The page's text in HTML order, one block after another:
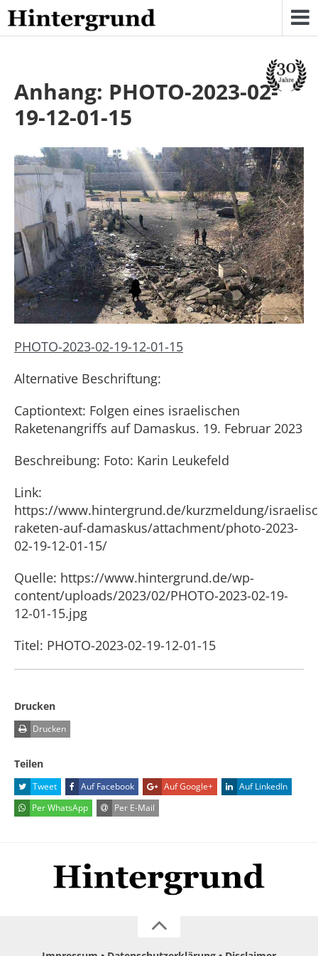
Skip
to
content
Anhang: PHOTO-2023-02-
19-12-01-15
PHOTO-2023-02-19-12-01-15
Alternative Beschriftung:
Captiontext: Folgen eines israelischen
Raketenangriffs auf Damaskus. 19. Februar 2023
Beschreibung: Foto: Karin Leukefeld
Link:
https://www.hintergrund.de/kurzmeldung/
raketen-auf-damaskus/attachment/photo-2023-
02-19-12-01-15/
Quelle: https://www.hintergrund.de/wp-
content/uploads/2023/02/PHOTO-2023-02-19-
12-01-15.jpg
Titel: PHOTO-2023-02-19-12-01-15
Drucken
Drucken
Teilen
Tweet Auf Facebook Auf Google+
Auf LinkedIn
Per WhatsApp
Per E-Mail